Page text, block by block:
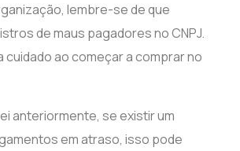
lembre-se de que
de maus pagadores no CNPJ.
cuidado ao começar a comprar no
anteriormente, se existir um
em atraso, isso pode